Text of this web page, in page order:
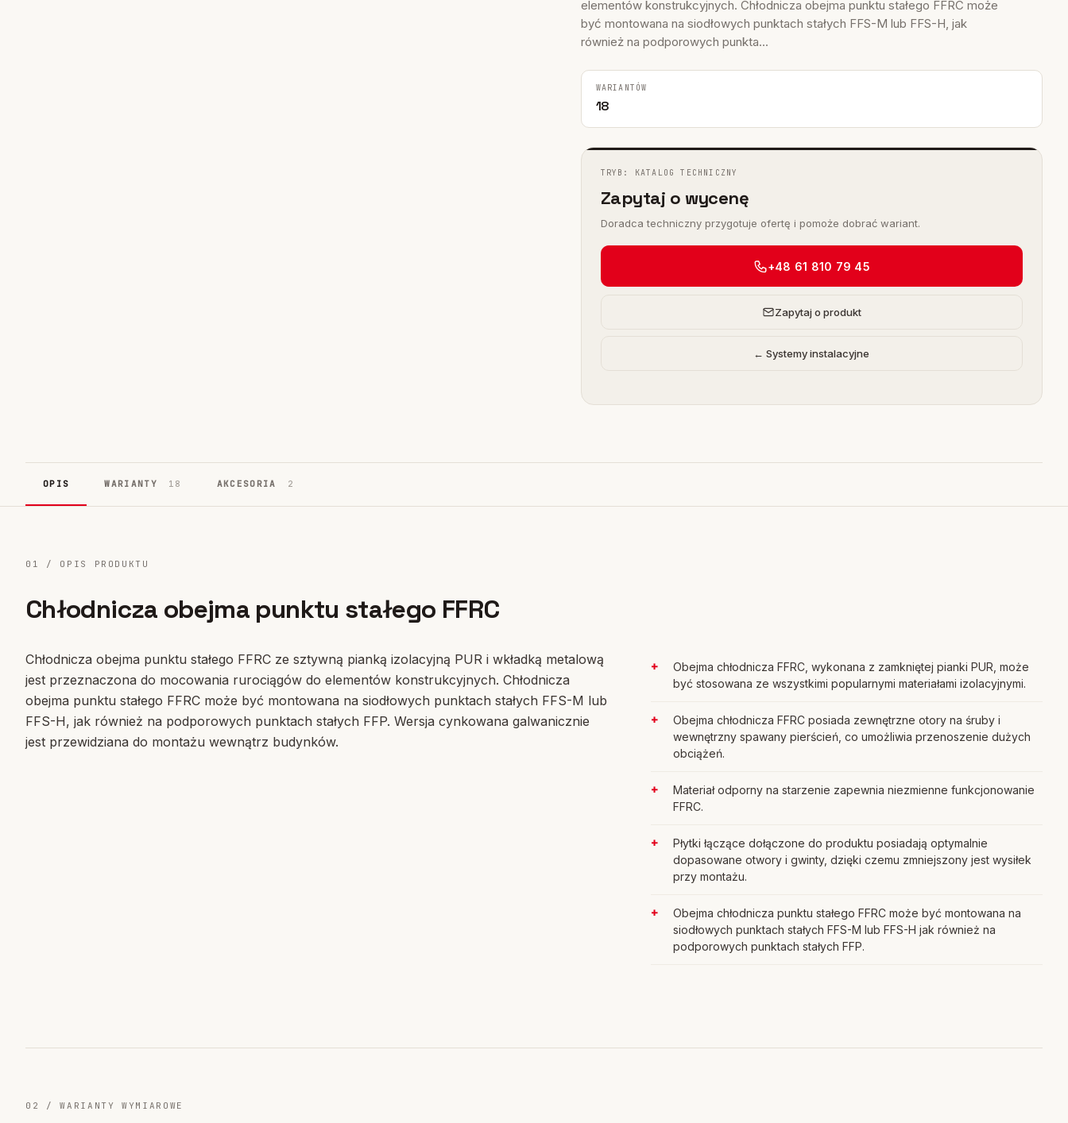
elementów konstrukcyjnych. Chłodnicza obejma punktu stałego FFRC może
być montowana na siodłowych punktach stałych FFS-M lub FFS-H, jak
również na podporowych punkta...
WARIANTÓW
18
TRYB: KATALOG TECHNICZNY
Zapytaj o wycenę
Doradca techniczny przygotuje ofertę i pomoże dobrać wariant.
+48 61 810 79 45
Zapytaj o produkt
← Systemy instalacyjne
OPIS WARIANTY 18 AKCESORIA 2
01 / OPIS PRODUKTU
Chłodnicza obejma punktu stałego FFRC
Chłodnicza obejma punktu stałego FFRC ze sztywną pianką izolacyjną PUR i wkładką metalową
jest przeznaczona do mocowania rurociągów do elementów konstrukcyjnych. Chłodnicza
obejma punktu stałego FFRC może być montowana na siodłowych punktach stałych FFS-M lub
FFS-H, jak również na podporowych punktach stałych FFP. Wersja cynkowana galwanicznie
jest przewidziana do montażu wewnątrz budynków.
Obejma chłodnicza FFRC, wykonana z zamkniętej pianki PUR, może
być stosowana ze wszystkimi popularnymi materiałami izolacyjnymi.
Obejma chłodnicza FFRC posiada zewnętrzne otory na śruby i
wewnętrzny spawany pierścień, co umożliwia przenoszenie dużych
obciążeń.
Materiał odporny na starzenie zapewnia niezmienne funkcjonowanie
FFRC.
Płytki łączące dołączone do produktu posiadają optymalnie
dopasowane otwory i gwinty, dzięki czemu zmniejszony jest wysiłek
przy montażu.
Obejma chłodnicza punktu stałego FFRC może być montowana na
siodłowych punktach stałych FFS-M lub FFS-H jak również na
podporowych punktach stałych FFP.
02 / WARIANTY WYMIAROWE